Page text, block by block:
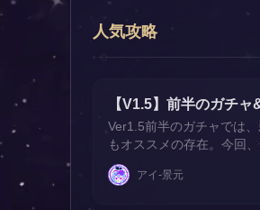
人気攻略
【V1.5】前半のガチ
Ver1.5前半のガチャでは
もオススメの存在。今回
割と強度は？ フォフォは
の生存性を高めつつ、全
アイ-景元